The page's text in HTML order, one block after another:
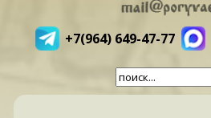
+7(964) 649-47-77